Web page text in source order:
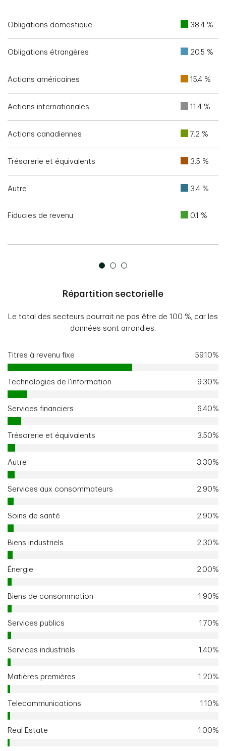
Obligations domestique 38.4 %
Obligations étrangères 20.5 %
Actions américaines 15.4 %
Actions internationales 11.4 %
Actions canadiennes 7.2 %
Trésorerie et équivalents 3.5 %
Autre 3.4 %
Fiducies de revenu 0.1 %
Répartition sectorielle
Le total des secteurs pourrait ne pas être de 100 %, car les
données sont arrondies.
Titres à revenu fixe 59.10%
Technologies de l'information 9.30%
Services financiers 6.40%
Trésorerie et équivalents 3.50%
Autre 3.30%
Services aux consommateurs 2.90%
Soins de santé 2.90%
Biens industriels 2.30%
Énergie 2.00%
Biens de consommation 1.90%
Services publics 1.70%
Services industriels 1.40%
Matières premières 1.20%
Telecommunications 1.10%
Real Estate 1.00%